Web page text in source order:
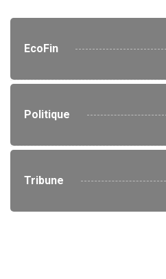
EcoFin
Politique
Tribune